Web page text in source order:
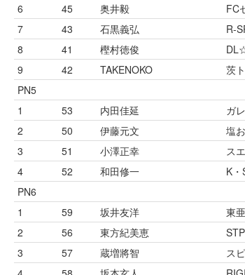
6
45 奥井毅 FC
7
43 石黒義弘 R-
8
41 樫村徳俊
9
42 TAKENOKO 茨
PN5
1
53 内田佳延 ガ
2
50 伊藤元文 塩
3
51 小澤正幸 ス
4
52 和田修一 K
PN6
1
59 坂井友洋 東
2
56 東方紀美恵
3
57 蔵増將智 ス